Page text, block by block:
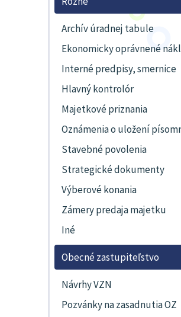
Archív úradnej tabule
Ekonomicky oprávnené
Interné predpisy, smernice
Hlavný kontrolór
Majetkové priznania
Oznámenia o uložení
Stavebné povolenia
Strategické dokumenty
Výberové konania
Zámery predaja majetku
Iné
Obecné zastupiteľstvo
Návrhy VZN
Pozvánky na zasadnutia OZ